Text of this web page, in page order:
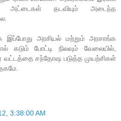
அட்டைகள் தடவியும் அடைந்த
இப்போது அரசியல் மற்றும் அரசாங்க
கடும் போட்டி நிலவும் வேலையில்,
வட்டத்தை சந்தோஷ படுத்த முயற்சிகள்
3:38:00 AM